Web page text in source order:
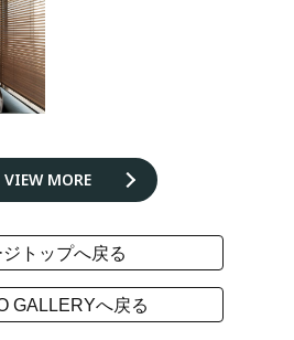
VIEW MORE
トップへ戻る
GALLERYへ戻る